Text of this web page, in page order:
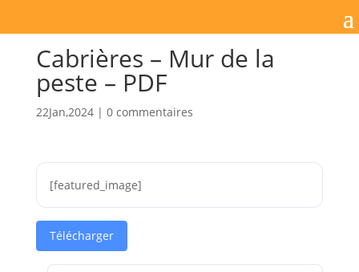
Cabrières – Mur de la
peste – PDF
22Jan,2024| 0 commentaires
[featured_image]
Télécharger